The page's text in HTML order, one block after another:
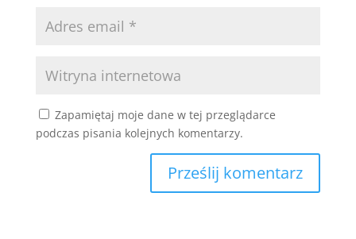
Zapamiętaj moje dane w tej przeglądarce
podczas pisania kolejnych komentarzy.